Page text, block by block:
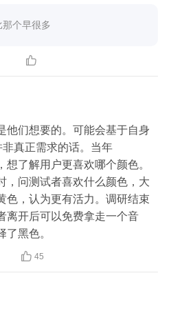
个早很多

他们想要的。可能会基于自身
非真正需求的话。当年
想了解用户更喜欢哪个颜色。
，问测试者喜欢什么颜色，大
色，认为更有活力。调研结束
离开后可以免费拿走一个音
了黑色。
 45